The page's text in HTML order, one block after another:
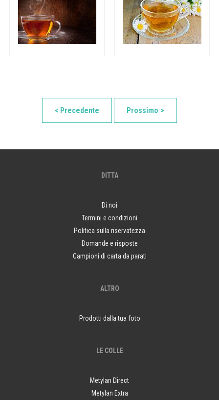
< Precedente Prossimo >
DITTA
Di noi
Termini e condizioni
Politica sulla riservatezza
Domande e risposte
Campioni di carta da parati
ALTRO
Prodotti dalla tua foto
LE COLLE
Metylan Direct
Metylan Extra